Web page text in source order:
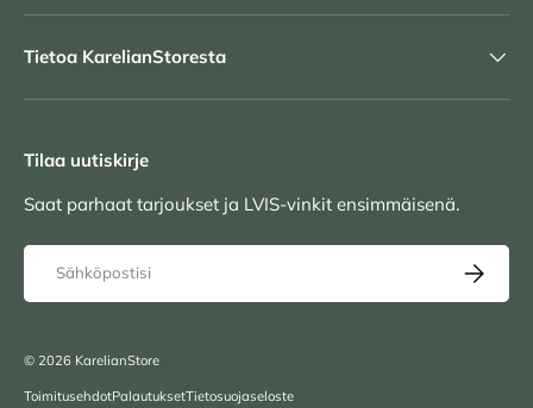
Tietoa KarelianStoresta
Tilaa uutiskirje
Saat parhaat tarjoukset ja LVIS-vinkit ensimmäisenä.
Sähköposti
TILAA
© 2026 KarelianStore
ToimitusehdotPalautuksetTietosuojaseloste